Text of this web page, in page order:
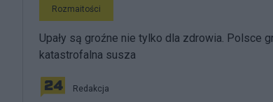
Rozmaitości
Upały są groźne nie tylko dla zdrowia. Polsce
katastrofalna susza
Redakcja